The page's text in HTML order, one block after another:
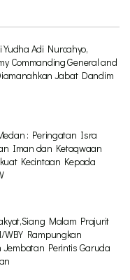
Yudha Adi Nurcahyo,
Commanding General and
Jabat Dandim
: Peringatan Isra
Iman dan Ketaqwaan
Kecintaan Kepada
Malam Prajurit
WBY Rampungkan
Jembatan Perintis Garuda